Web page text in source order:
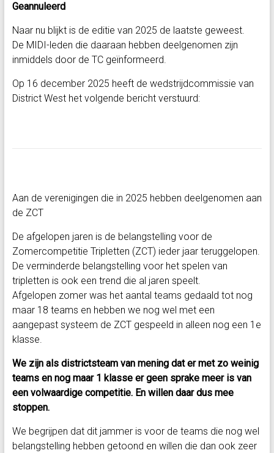
Geannuleerd
Naar nu blijkt is de editie van 2025 de laatste geweest.
De MIDI-leden die daaraan hebben deelgenomen zijn
inmiddels door de TC geïnformeerd.
Op 16 december 2025 heeft de wedstrijdcommissie van
District West het volgende bericht verstuurd:
Aan de verenigingen die in 2025 hebben deelgenomen aan
de ZCT
De afgelopen jaren is de belangstelling voor de
Zomercompetitie Tripletten (ZCT) ieder jaar teruggelopen.
De verminderde belangstelling voor het spelen van
tripletten is ook een trend die al jaren speelt.
Afgelopen zomer was het aantal teams gedaald tot nog
maar 18 teams en hebben we nog wel met een
aangepast systeem de ZCT gespeeld in alleen nog een 1e
klasse.
We zijn als districtsteam van mening dat er met zo weinig
teams en nog maar 1 klasse er geen sprake meer is van
een volwaardige competitie. En willen daar dus mee
stoppen.
We begrijpen dat dit jammer is voor de teams die nog wel
belangstelling hebben getoond en willen die dan ook zeer